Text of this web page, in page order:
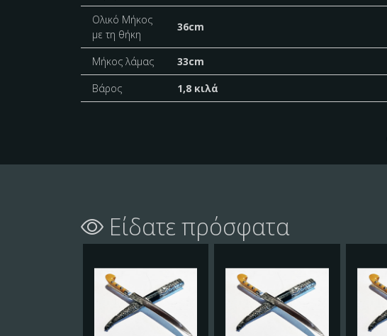
Ολικό Μήκος
με τη θήκη
36cm
Μήκος λάμας
33cm
Βάρος
1,8 κιλά
Είδατε πρόσφατα